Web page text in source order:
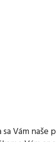
sa Vám naše